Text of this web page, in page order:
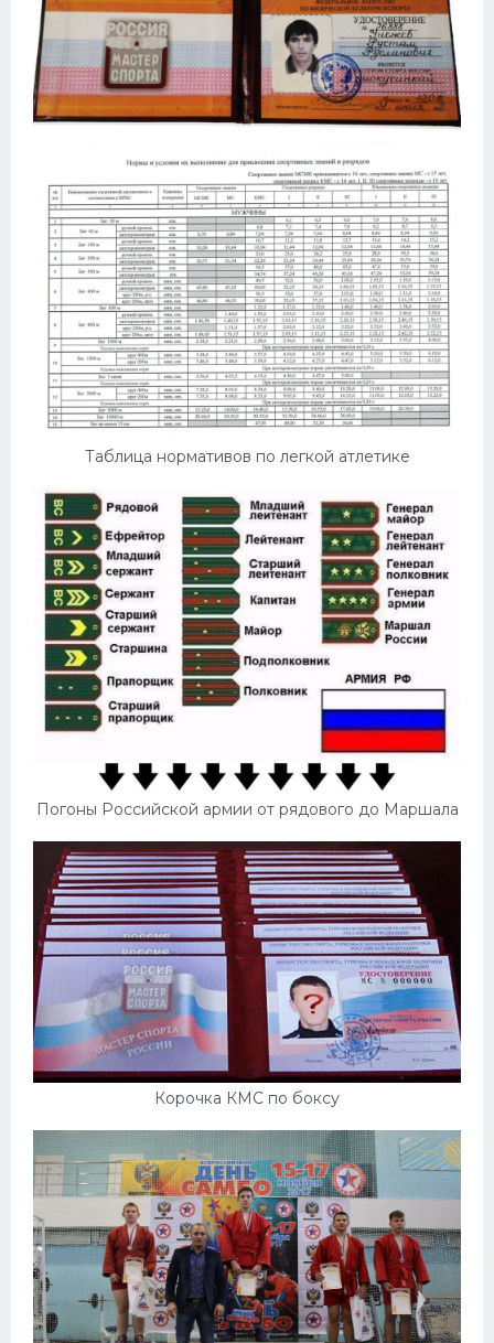
Таблица нормативов по легкой атлетике
Погоны Российской армии от рядового до Маршала
Корочка КМС по боксу